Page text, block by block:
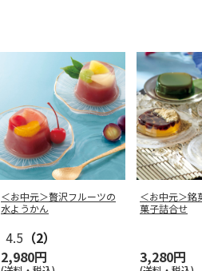
＜お中元＞贅沢フルーツの
水ようかん
4.5 （2）
2,980円
＜お中元＞
菓子詰合せ
3,280円